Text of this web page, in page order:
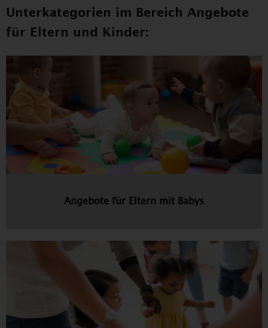
Unterkategorien im Bereich Angebote
für Eltern und Kinder:
Angebote für Eltern mit Babys